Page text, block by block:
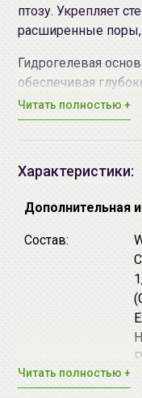
птозу. Укрепляет
расширенные поры,
Гидрогелевая
обеспечивая
усиливая их
BPMed-BoLCA™
цепь
препятствует
статические
упругость и
Проникает
(Macro-
Читать полностью +
Характеристики:
Дополнительная
Состав:
Читать полностью +